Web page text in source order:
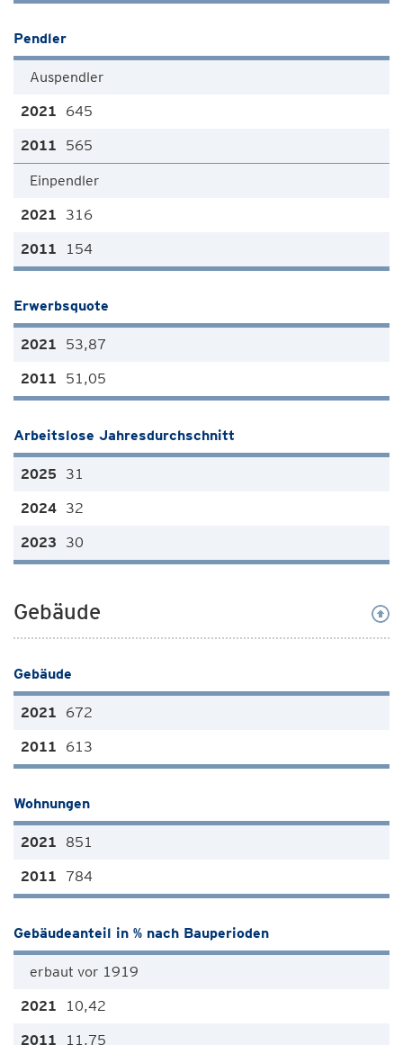
Pendler
Auspendler
645
565
Einpendler
316
154
Erwerbsquote
53,87
51,05
Arbeitslose Jahresdurchschnitt
31
32
30
Gebäude
Gebäude
672
613
Wohnungen
851
784
Gebäudeanteil in % nach Bauperioden
erbaut vor 1919
10,42
11,75